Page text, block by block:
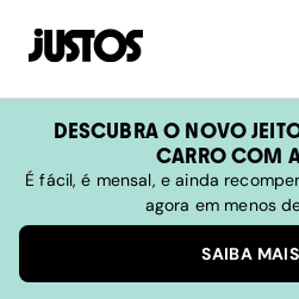
DESCUBRA O NOVO
CARRO COM
É fácil, é mensal, e ainda
agora em menos
SAIBA MAIS